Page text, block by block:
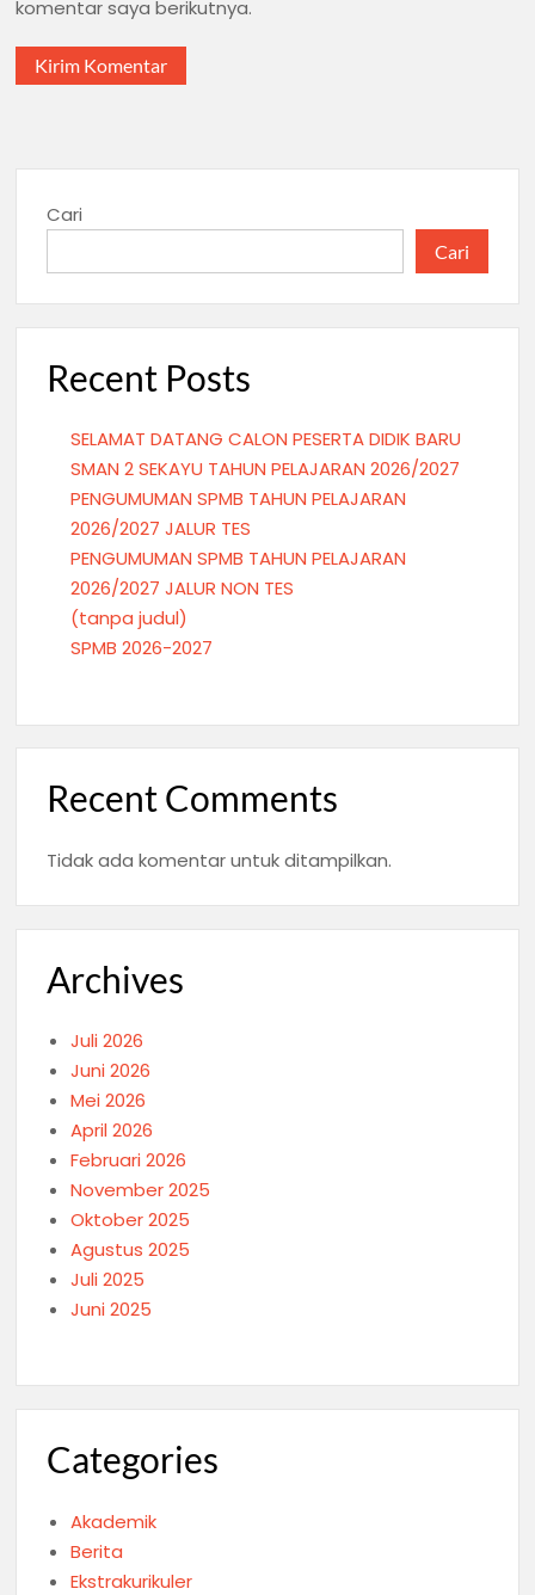
komentar saya berikutnya.
Cari
Cari
Recent Posts
SELAMAT DATANG CALON PESERTA DIDIK BARU
SMAN 2 SEKAYU TAHUN PELAJARAN 2026/2027
PENGUMUMAN SPMB TAHUN PELAJARAN
2026/2027 JALUR TES
PENGUMUMAN SPMB TAHUN PELAJARAN
2026/2027 JALUR NON TES
(tanpa judul)
SPMB 2026-2027
Recent Comments
Tidak ada komentar untuk ditampilkan.
Archives
Juli 2026
Juni 2026
Mei 2026
April 2026
Februari 2026
November 2025
Oktober 2025
Agustus 2025
Juli 2025
Juni 2025
Categories
Akademik
Berita
Ekstrakurikuler